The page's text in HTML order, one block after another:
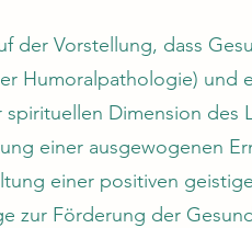
der Vorstellung, dass
Humoralpathologie) und
Dimension
einer ausgewogenen
einer positiven
zur Förderung der